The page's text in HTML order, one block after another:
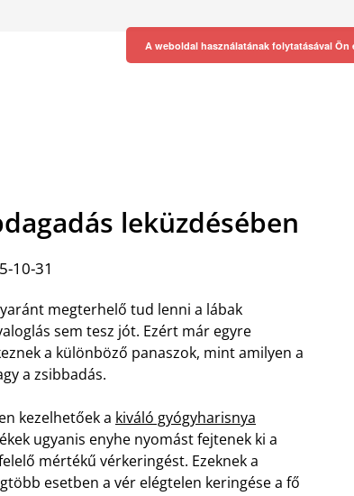
leküzdésében
10-31
megterhelő tud lenni a lábak
sem tesz jót. Ezért már egyre
a különböző panaszok, mint amilyen a
a zsibbadás.
kezelhetőek a kiváló gyógyharisnya
ugyanis enyhe nyomást fejtenek ki a
mértékű vérkeringést. Ezeknek a
esetben a vér elégtelen keringése a fő
A weboldal használatának folytatásával